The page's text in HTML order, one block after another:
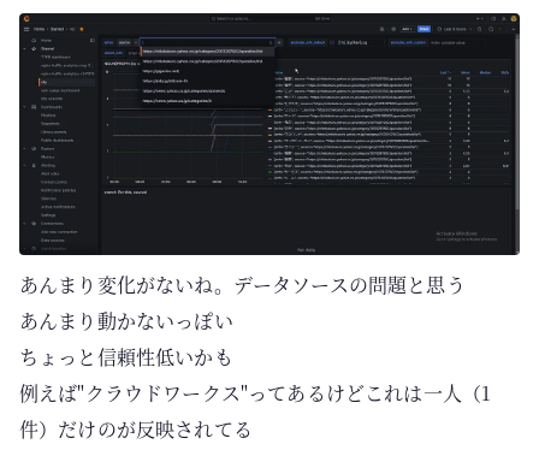
あんまり変化がないね。データソースの問題と思う
あんまり動かないっぽい
ちょっと信頼性低いかも
例えば"クラウドワークス"ってあるけどこれは一人（1
件）だけのが反映されてる